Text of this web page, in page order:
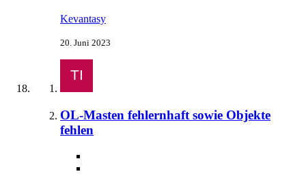
Kevantasy
20. Juni 2023
OL-Masten fehlernhaft sowie Objekte
fehlen